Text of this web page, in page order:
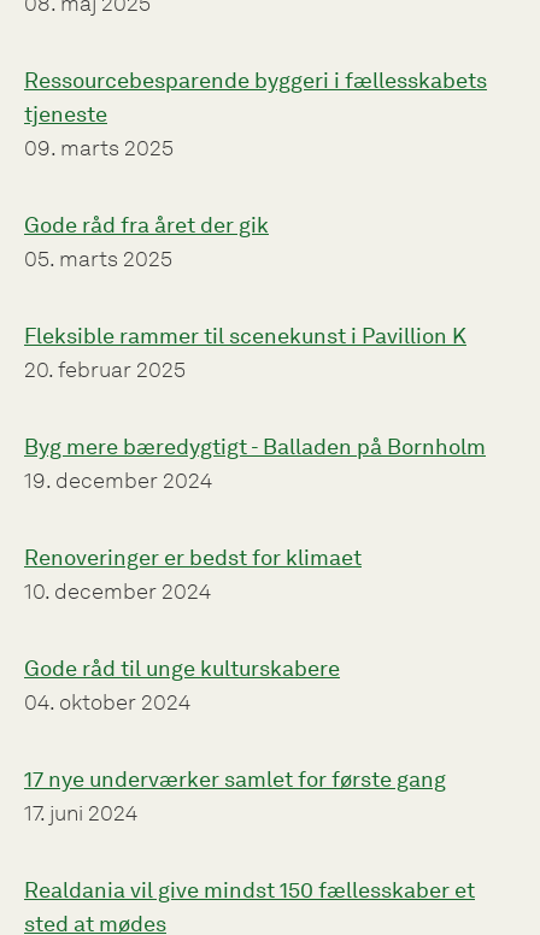
Ressourcebesparende byggeri i fællesskabets
tjeneste
09. marts 2025
Gode råd fra året der gik
05. marts 2025
Fleksible rammer til scenekunst i Pavillion K
20. februar 2025
Byg mere bæredygtigt - Balladen på Bornholm
19. december 2024
Renoveringer er bedst for klimaet
10. december 2024
Gode råd til unge kulturskabere
04. oktober 2024
17 nye underværker samlet for første gang
17. juni 2024
Realdania vil give mindst 150 fællesskaber et
sted at mødes